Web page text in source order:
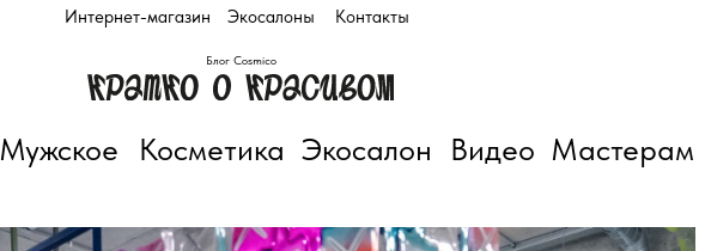
Интернет-магазин Экосалоны Контакты
Блог Cosmico
Мужское Экосалон
Косметика Видео Мастерам